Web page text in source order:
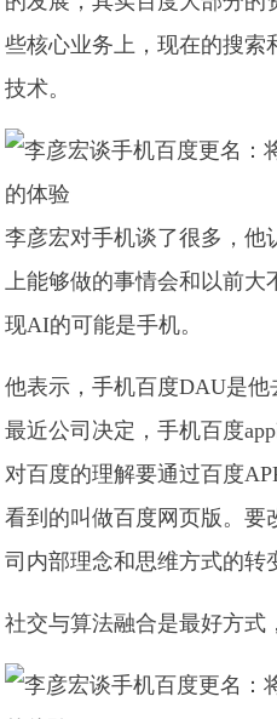
些核心业务上，现在的搜索
技术。
李彦宏对手机谈了很多，他
上能够做的事情会和以前大
现AI的可能是手机。
他表示，手机百度DAU是他
最近公司决定，手机百度
对百度的理解要通过百度
看到的叫做百度网页版。要
司内部理念和思维方式的转
社交与算法融合是最好方式